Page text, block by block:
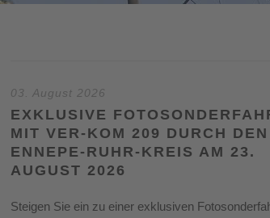
03. August 2026
EXKLUSIVE
MIT VER-KOM 209 DURCH DEN
ENNEPE-RUHR-KREIS AM 23.
AUGUST 2026
Steigen Sie ein zu einer exklusiven